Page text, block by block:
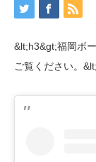
&lt;h3&gt;福岡ボ
ご覧ください。